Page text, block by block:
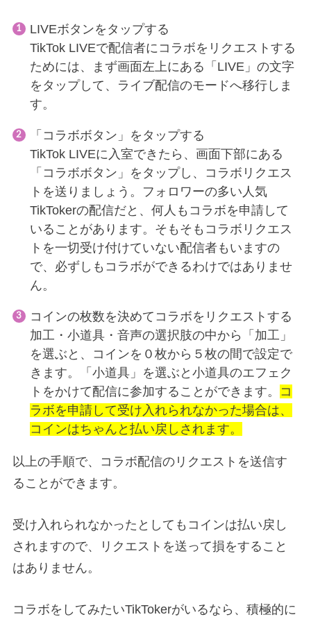
LIVEボタンをタップする
TikTok LIVEで配信者にコラボをリクエストする
ためには、まず画面左上にある「LIVE」の文字
をタップして、ライブ配信のモードへ移行しま
す。
「コラボボタン」をタップする
TikTok LIVEに入室できたら、画面下部にある
「コラボボタン」をタップし、コラボリクエス
トを送りましょう。フォロワーの多い人気
TikTokerの配信だと、何人もコラボを申請して
いることがあります。そもそもコラボリクエス
トを一切受け付けていない配信者もいますの
で、必ずしもコラボができるわけではありませ
ん。
コインの枚数を決めてコラボをリクエストする
加工・小道具・音声の選択肢の中から「加工」
を選ぶと、コインを０枚から５枚の間で設定で
きます。「小道具」を選ぶと小道具のエフェク
トをかけて配信に参加することができます。 コ
ラボを申請して受け入れられなかった場合は、
コインはちゃんと払い戻しされます。
以上の手順で、コラボ配信のリクエストを送信す
ることができます。
受け入れられなかったとしてもコインは払い戻し
されますので、リクエストを送って損をすること
はありません。
コラボをしてみたいTikTokerがいるなら、積極的に